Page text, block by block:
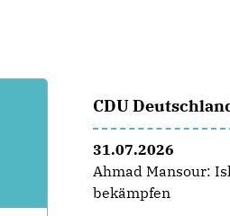
CDU
31.07.2026
Ahmad Mansour:
bekämpfen